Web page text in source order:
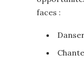
faces :